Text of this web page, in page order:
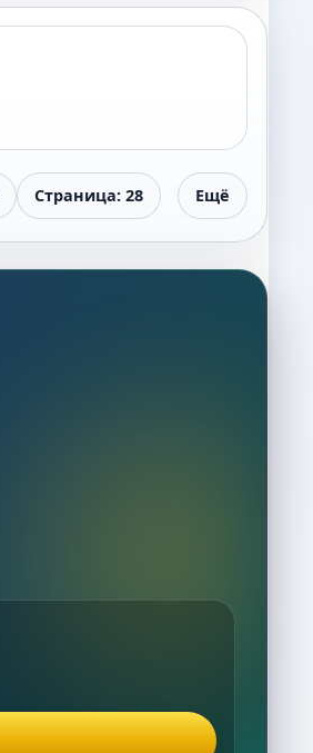
Страница: 28 Ещё